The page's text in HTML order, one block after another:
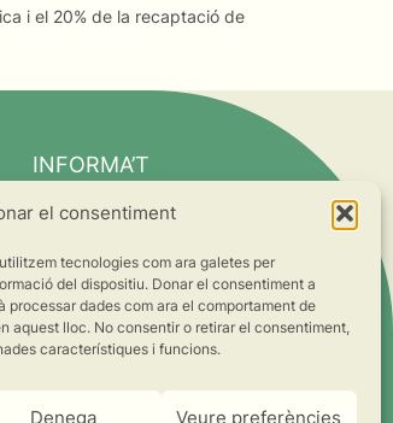
el consentiment
tecnologies com ara galetes per
del dispositiu. Donar el consentiment a
processar dades com ara el comportament de
aquest lloc. No consentir o retirar el consentiment,
característiques i funcions.
Denega Veure preferències
i el 20% de la recaptació de
INFORMA’T